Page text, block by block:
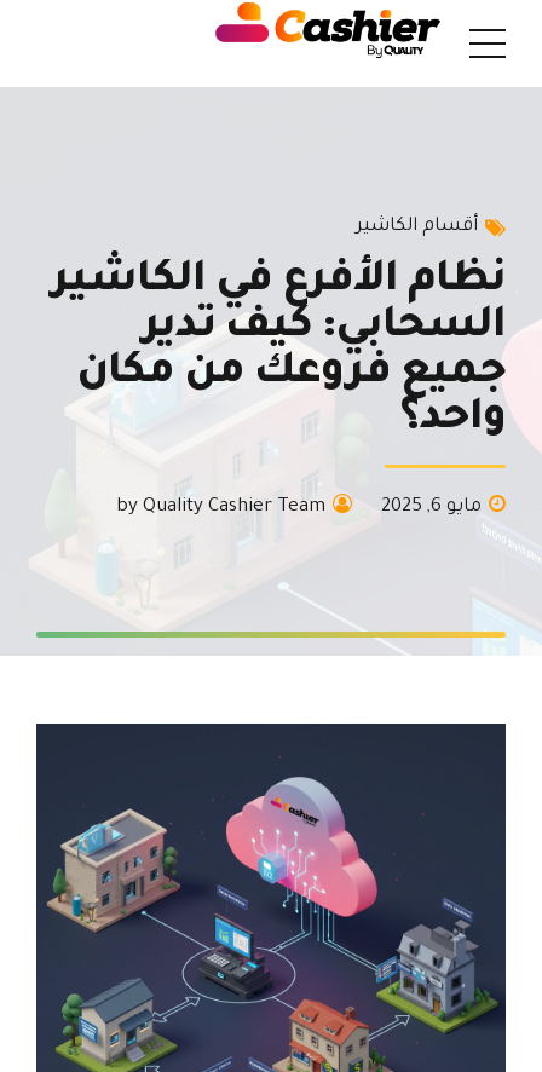
أقسام الكاشير
نظام الأفرع في الكاشير
السحابي: كيف تدير
جميع فروعك من مكان
واحد؟
مايو 6, 2025 by Quality Cashier Team